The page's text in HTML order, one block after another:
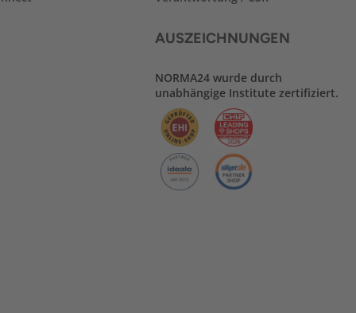
AUSZEICHNUNGEN
NORMA24 wurde durch
unabhängige Institute zertifiziert.